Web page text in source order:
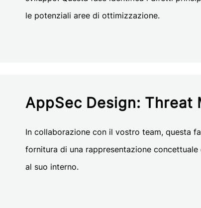
le potenziali aree di ottimizzazione.
AppSec Design: Threat
In collaborazione con il vostro team, questa
fornitura di una rappresentazione
al suo interno.